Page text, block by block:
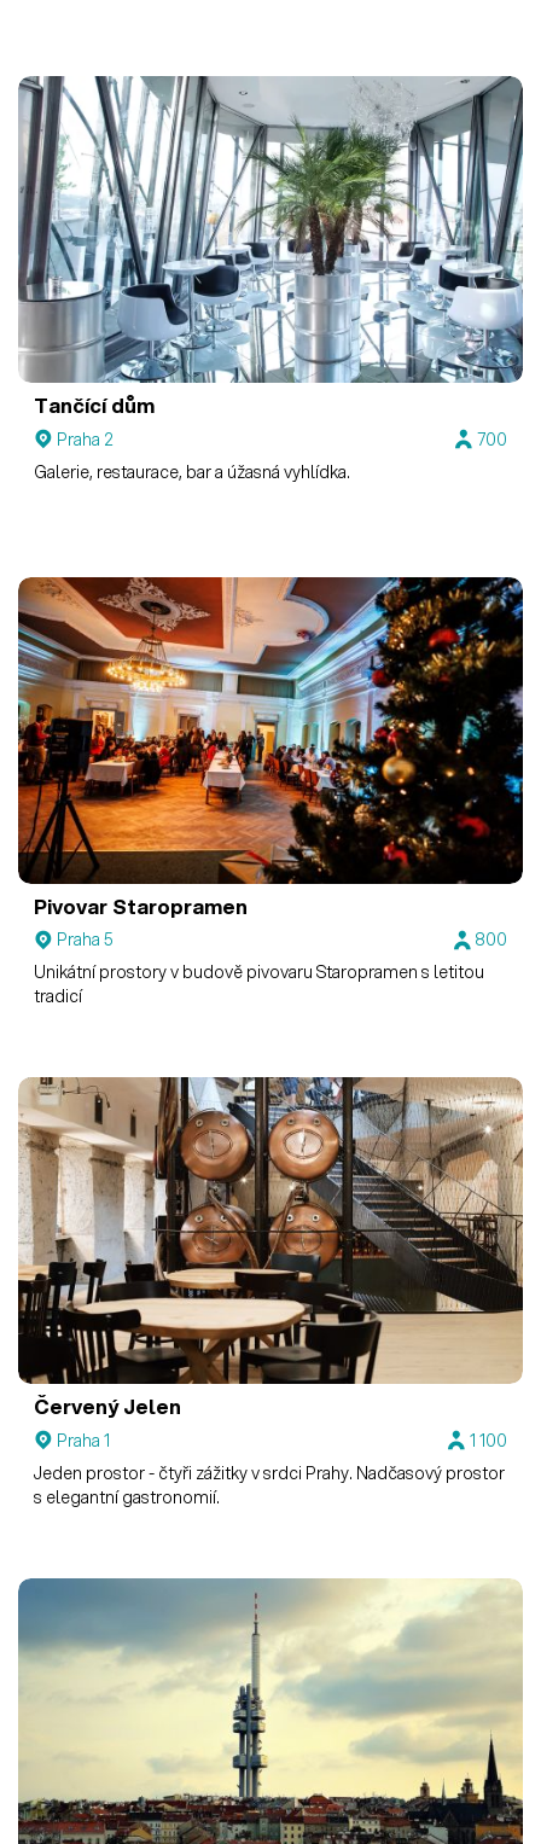
Tančící dům
Praha 2
700
Galerie, restaurace, bar a úžasná vyhlídka.
Pivovar Staropramen
Praha 5
800
Unikátní prostory v budově pivovaru Staropramen s letitou
tradicí
Červený Jelen
Praha 1
1 100
Jeden prostor - čtyři zážitky v srdci Prahy. Nadčasový prostor
s elegantní gastronomií.